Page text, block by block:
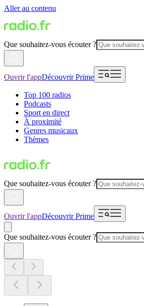
Aller au contenu
Que souhaitez-vous écouter ?
Ouvrir l'appDécouvrir Prime
Top 100 radios
Podcasts
Sport en direct
À proximité
Genres musicaux
Thèmes
Que souhaitez-vous écouter ?
Ouvrir l'appDécouvrir Prime
Que souhaitez-vous écouter ?